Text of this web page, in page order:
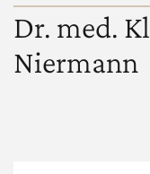
Dr. med.
Niermann